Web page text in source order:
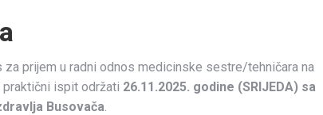
prijem u radni odnos medicinske sestre/tehničara na
ispit održati 26.11.2025. godine (SRIJEDA) sa
Busovača